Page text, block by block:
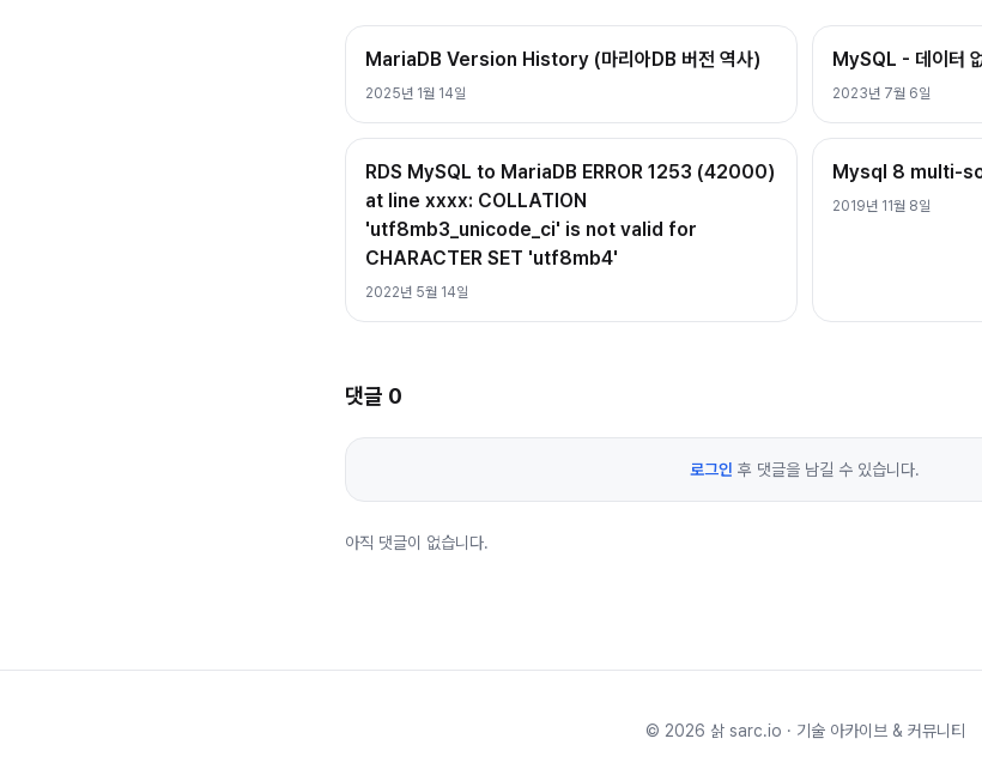
MariaDB Version History (마리아DB 버전 역사)
2025년 1월 14일
MySQL - 데이터
2023년 7월 6일
RDS MySQL to MariaDB ERROR 1253 (42000)
at line xxxx: COLLATION
'utf8mb3_unicode_ci' is not valid for
CHARACTER SET 'utf8mb4'
2022년 5월 14일
Mysql 8 multi-
2019년 11월 8일
댓글 0
로그인 후 댓글을 남길 수 있습니다.
아직 댓글이 없습니다.
© 2026 삵 sarc.io · 기술 아카이브 & 커뮤니티